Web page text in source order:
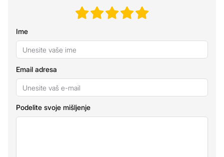
Ime
Email adresa
Podelite svoje mišljenje